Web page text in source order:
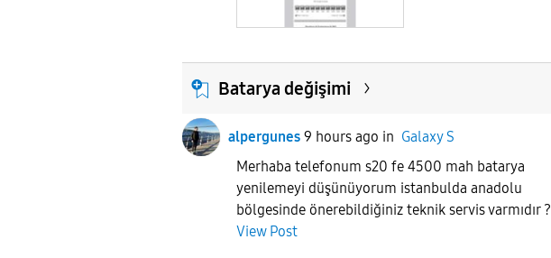
Batarya değişimi
alpergunes 9 hours ago in Galaxy S
Merhaba telefonum s20 fe 4500 mah batarya
yenilemeyi düşünüyorum istanbulda anadolu
bölgesinde önerebildiğiniz teknik servis varmıdır ?
View Post